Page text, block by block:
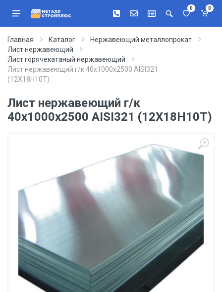
0 0
Главная Каталог
Нержавеющий металлопрокат
Лист нержавеющий
Лист горячекатаный нержавеющий
Лист нержавеющий г/к 40х1000х2500 AISI321
(12Х18Н10Т)
Лист нержавеющий г/к
40х1000х2500 AISI321 (12Х18Н10Т)